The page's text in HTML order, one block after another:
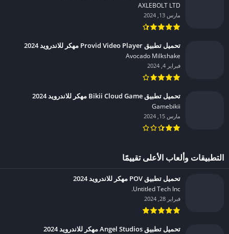
AXLEBOLT LTD‏
مارس 13, 2024
تحميل تطبيق Provid Video Player مهكر للاندرويد 2024
Avocado Milkshake‏
فبراير 4, 2024
تحميل تطبيق Bikii Cloud Game مهكر للاندرويد 2024
Gamebikii‏
مارس 15, 2024
التطبيقات وألعاب الأعلى تقييمًا
تحميل تطبيق POV مهكر للاندرويد 2024
Untitled Tech Inc.‏
فبراير 28, 2024
تحميل تطبيق Angel Studios مهكر للاندرويد 2024